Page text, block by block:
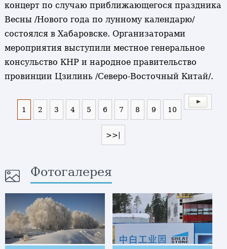
концерт по случаю приближающегося праздника
Весны /Нового года по лунному календарю/
состоялся в Хабаровске. Организаторами
мероприятия выступили местное генеральное
консульство КНР и народное правительство
провинции Цзилинь /Северо-Восточный Китай/.
1 2 3 4 5 6 7 8 9 10
>>|
Фотогалерея